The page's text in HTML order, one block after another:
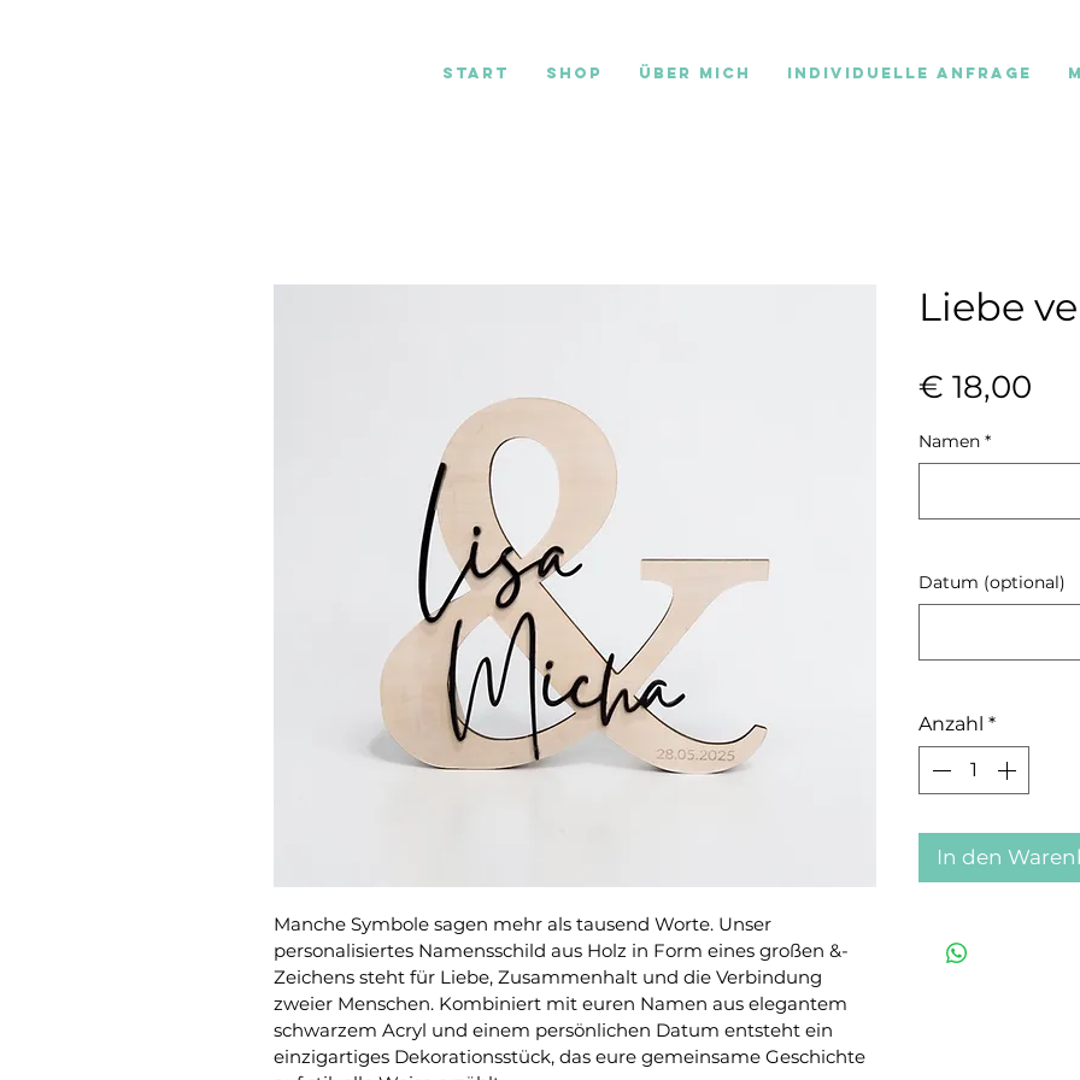
Start Shop Über mich individuelle Anfrage
Manche Symbole sagen mehr als tausend Worte. Unser
personalisiertes Namensschild aus Holz in Form eines großen &-
Zeichens steht für Liebe, Zusammenhalt und die Verbindung
zweier Menschen. Kombiniert mit euren Namen aus elegantem
schwarzem Acryl und einem persönlichen Datum entsteht ein
einzigartiges Dekorationsstück, das eure gemeinsame Geschichte
Liebe
€ 18,00
Namen *
Datum (optional)
Anzahl *
In den